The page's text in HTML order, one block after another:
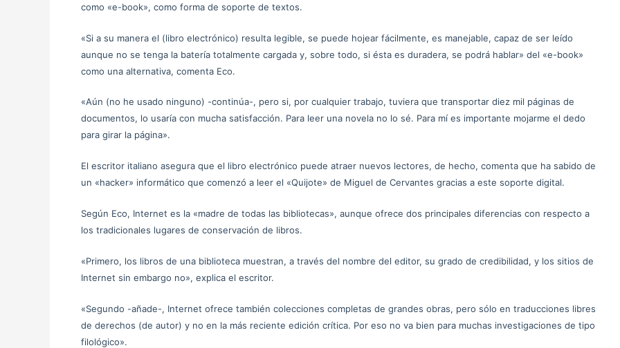
como «e-book», como forma de soporte de textos.
«Si a su manera el (libro electrónico) resulta legible, se puede hojear fácilmente, es manejable, capaz de ser leído
aunque no se tenga la batería totalmente cargada y, sobre todo, si ésta es duradera, se podrá hablar» del «e-book»
como una alternativa, comenta Eco.
«Aún (no he usado ninguno) -continúa-, pero si, por cualquier trabajo, tuviera que transportar diez mil páginas de
documentos, lo usaría con mucha satisfacción. Para leer una novela no lo sé. Para mí es importante mojarme el dedo
para girar la página».
El escritor italiano asegura que el libro electrónico puede atraer nuevos lectores, de hecho, comenta que ha sabido de
un «hacker» informático que comenzó a leer el «Quijote» de Miguel de Cervantes gracias a este soporte digital.
Según Eco, Internet es la «madre de todas las bibliotecas», aunque ofrece dos principales diferencias con respecto a
los tradicionales lugares de conservación de libros.
«Primero, los libros de una biblioteca muestran, a través del nombre del editor, su grado de credibilidad, y los sitios de
Internet sin embargo no», explica el escritor.
«Segundo -añade-, Internet ofrece también colecciones completas de grandes obras, pero sólo en traducciones libres
de derechos (de autor) y no en la más reciente edición crítica. Por eso no va bien para muchas investigaciones de tipo
filológico».